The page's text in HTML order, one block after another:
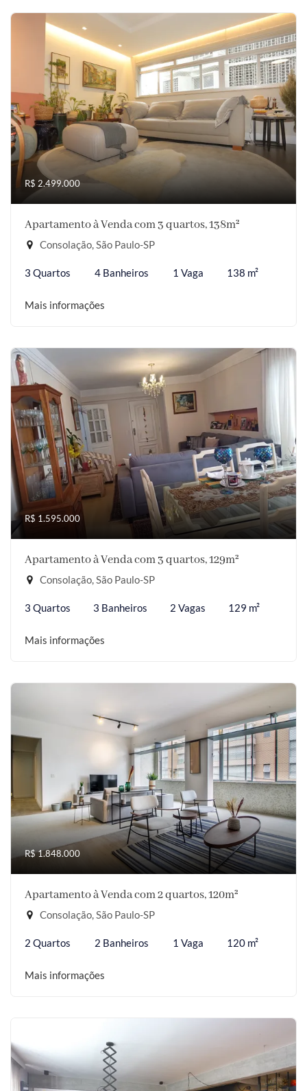
R$ 2.499.000
Apartamento à Venda com 3 quartos, 138m²
Consolação, São Paulo-SP
3 Quartos 4 Banheiros 1 Vaga 138 m²
Mais informações
R$ 1.595.000
Apartamento à Venda com 3 quartos, 129m²
Consolação, São Paulo-SP
3 Quartos 3 Banheiros 2 Vagas 129 m²
Mais informações
R$ 1.848.000
Apartamento à Venda com 2 quartos, 120m²
Consolação, São Paulo-SP
2 Quartos 2 Banheiros 1 Vaga 120 m²
Mais informações